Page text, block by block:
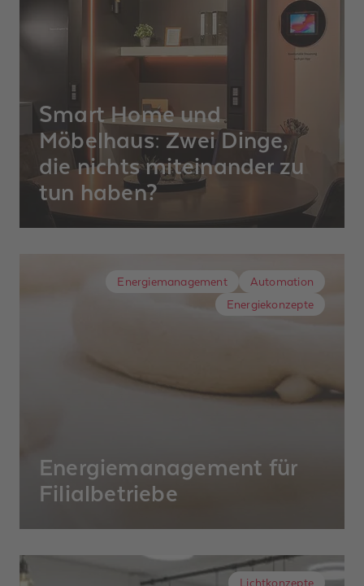
Smart Home und
Möbelhaus: Zwei Dinge,
die nichts miteinander zu
tun haben?
Vielleicht fällt es nicht auf den ersten Blick
sie bieten Komfort und heben die
Energiemanagement
Automation
Energiekonzepte
Energiemanagement für
Filialbetriebe
Brezeln aufgebacken, der Kuchen
Lichtkonzepte